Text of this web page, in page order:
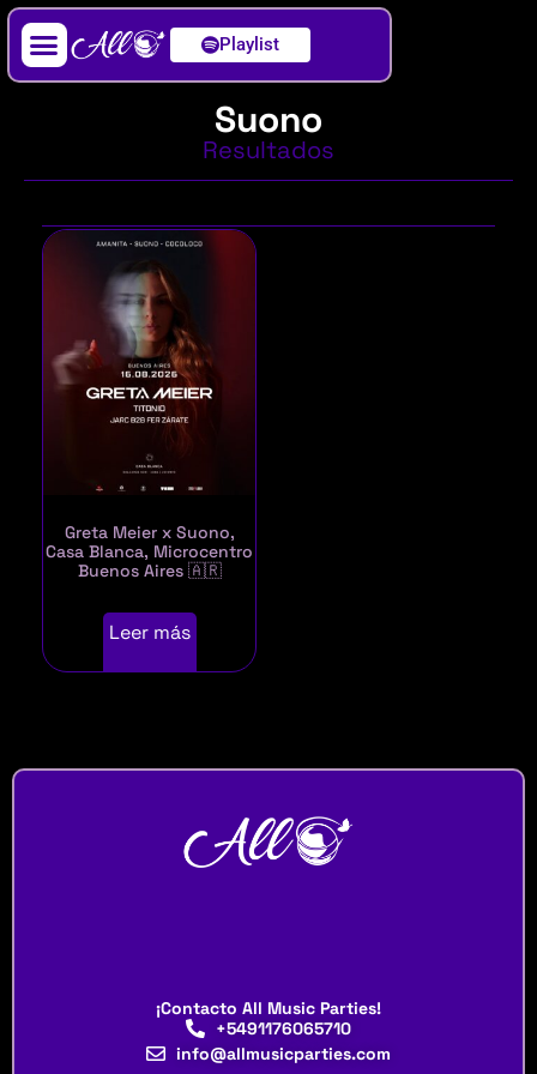
Playlist
Suono
Resultados
Greta Meier x Suono,
Casa Blanca, Microcentro
Buenos Aires 🇦🇷
Leer más
¡Contacto All Music Parties!
+5491176065710
info@allmusicparties.com